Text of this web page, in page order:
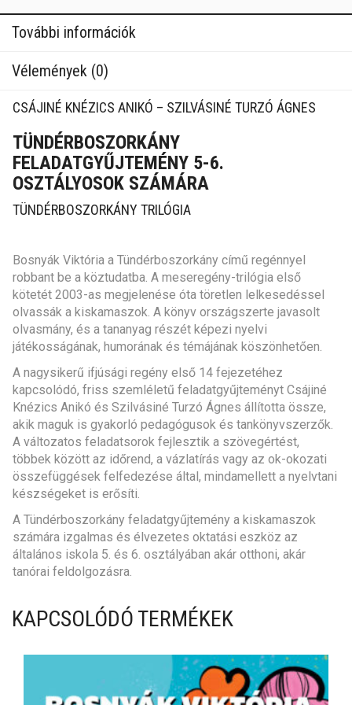
További információk
Vélemények (0)
CSÁJINÉ KNÉZICS ANIKÓ – SZILVÁSINÉ TURZÓ ÁGNES
TÜNDÉRBOSZORKÁNY
FELADATGYŰJTEMÉNY 5-6.
OSZTÁLYOSOK SZÁMÁRA
TÜNDÉRBOSZORKÁNY TRILÓGIA
Bosnyák Viktória a Tündérboszorkány című regénnyel
robbant be a köztudatba. A meseregény-trilógia első
kötetét 2003-as megjelenése óta töretlen lelkesedéssel
olvassák a kiskamaszok. A könyv országszerte javasolt
olvasmány, és a tananyag részét képezi nyelvi
játékosságának, humorának és témájának köszönhetően.
A nagysikerű ifjúsági regény első 14 fejezetéhez
kapcsolódó, friss szemléletű feladatgyűjteményt Csájiné
Knézics Anikó és Szilvásiné Turzó Ágnes állította össze,
akik maguk is gyakorló pedagógusok és tankönyvszerzők.
A változatos feladatsorok fejlesztik a szövegértést,
többek között az időrend, a vázlatírás vagy az ok-okozati
összefüggések felfedezése által, mindamellett a nyelvtani
készségeket is erősíti.
A Tündérboszorkány feladatgyűjtemény a kiskamaszok
számára izgalmas és élvezetes oktatási eszköz az
általános iskola 5. és 6. osztályában akár otthoni, akár
tanórai feldolgozásra.
KAPCSOLÓDÓ TERMÉKEK